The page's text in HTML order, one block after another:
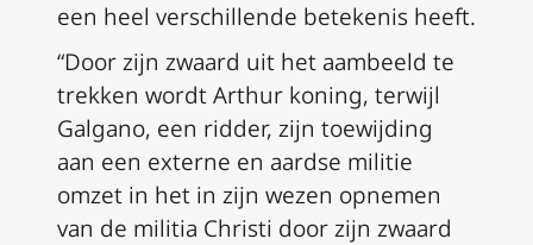
een heel verschillende betekenis heeft.
“Door zijn zwaard uit het aambeeld te
trekken wordt Arthur koning, terwijl
Galgano, een ridder, zijn toewijding
aan een externe en aardse militie
omzet in het in zijn wezen opnemen
van de militia Christi door zijn zwaard